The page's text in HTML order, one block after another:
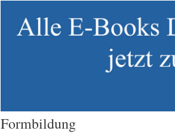
Formbildung